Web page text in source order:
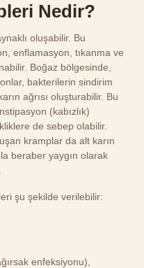
Nedir?
oluşabilir. Bu
enflamasyon, tıkanma ve
Boğaz bölgesinde,
bakterilerin sindirim
ağrısı oluşturabilir. Bu
(kabızlık)
de sebep olabilir.
kramplar da alt karın
beraber yaygın olarak
şu şekilde verilebilir:
enfeksiyonu),